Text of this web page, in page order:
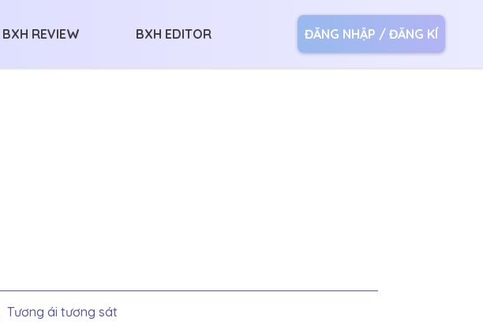
BXH REVIEW BXH EDITOR ĐĂNG NHẬP / ĐĂNG KÍ
Tương ái tương sát